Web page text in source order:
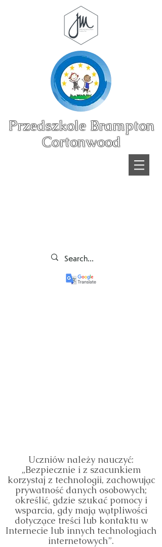
Przedszkole Brampton
Cortonwood
Uczniów należy nauczyć:
„Bezpiecznie i z szacunkiem
korzystaj z technologii, zachowując
prywatność danych osobowych;
określić, gdzie szukać pomocy i
wsparcia, gdy mają wątpliwości
dotyczące treści lub kontaktu w
Internecie lub innych technologiach
internetowych”.